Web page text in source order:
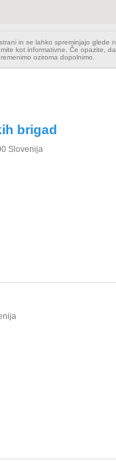
in se lahko spreminjajo glede
kot informativne. Če opazite,
oziroma dopolnimo.
brigad
Slovenija